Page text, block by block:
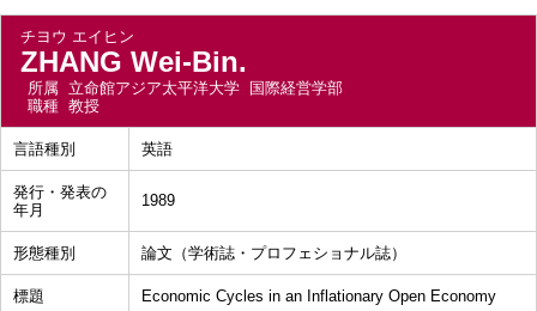
チヨウ エイヒン
ZHANG Wei-Bin.
所属 立命館アジア太平洋大学 国際経営学部
職種 教授
言語種別 英語
発行・発表の
年月
1989
形態種別 論文（学術誌・プロフェショナル誌）
標題 Economic Cycles in an Inflationary Open Economy